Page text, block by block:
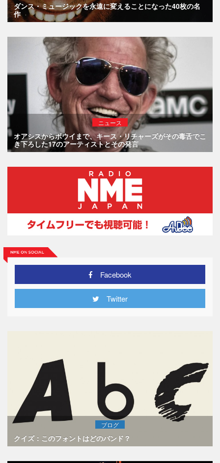
ダンス・ミュージックを永遠に変えることになった40枚の名
作
ニュース
オアシスからボウイまで、キース・リチャーズがその毒舌でこ
き下ろした17のアーティストとその発言
Facebook
Twitter
ブログ
クイズ：このフォントはどのバンド？